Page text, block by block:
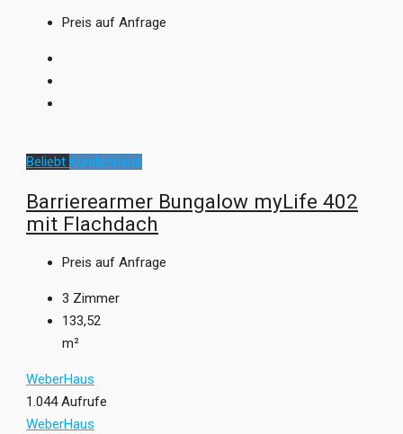
Preis auf Anfrage
Beliebt Kundenhaus
Barrierearmer Bungalow myLife 402
mit Flachdach
Preis auf Anfrage
3 Zimmer
133,52
m²
WeberHaus
1.044 Aufrufe
WeberHaus